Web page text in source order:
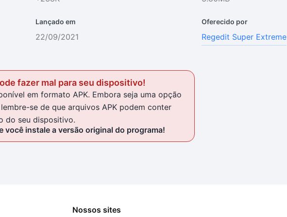
Lançado em
22/09/2021
Oferecido por
Regedit Super Extreme
fazer mal para seu dispositivo!
em formato APK. Embora seja uma opção
se de que arquivos APK podem conter
do seu dispositivo.
você instale a versão original do programa!
Nossos sites